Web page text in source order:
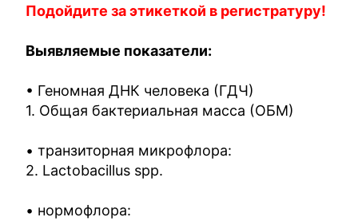
Подойдите за этикеткой в регистратуру!
Выявляемые показатели:
• Геномная ДНК человека (ГДЧ)
1. Общая бактериальная масса (ОБМ)
• транзиторная микрофлора:
2. Lactobacillus spp.
• нормофлора: